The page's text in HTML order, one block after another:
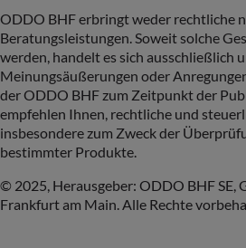
ODDO BHF erbringt weder rechtliche
Beratungsleistungen. Soweit solche
werden, handelt es sich ausschließlich
Meinungsäußerungen oder
der ODDO BHF zum Zeitpunkt der
empfehlen Ihnen, rechtliche und
insbesondere zum Zweck der
bestimmter Produkte.
© 2025, Herausgeber: ODDO BHF SE,
Frankfurt am Main. Alle Rechte